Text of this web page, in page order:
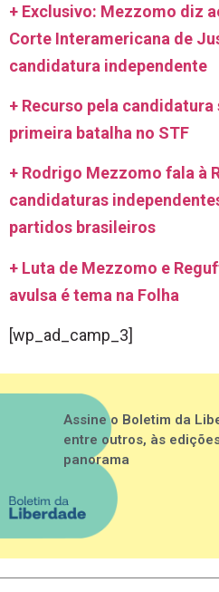
+ Exclusivo: Mezzomo diz
Corte Interamericana de
candidatura independente
+ Recurso pela
primeira batalha no STF
+ Rodrigo Mezzomo fala à
candidaturas
partidos brasileiros
+ Luta de Mezzomo e
avulsa é tema na Folha
[wp_ad_camp_3]
Assine o Boletim da
entre outros, às
panorama